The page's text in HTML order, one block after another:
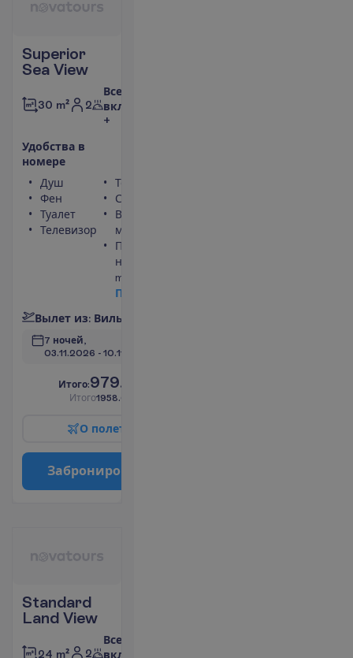
Superior
Sea View
30 m² 2
Все
включено
+
Удобства в
номере
Душ
Фен
Туалет
Телевизор
Телефон
Сейф
Вид на
море
Площадь
номера 30
m²
П
Вылет из: Виль
7 ночей,
03.11.2026 - 10.11.2026
Итого:979.00
Итого1958.00
О полет
Заброниро
Standard
Land View
24 m² 2
Все
включено